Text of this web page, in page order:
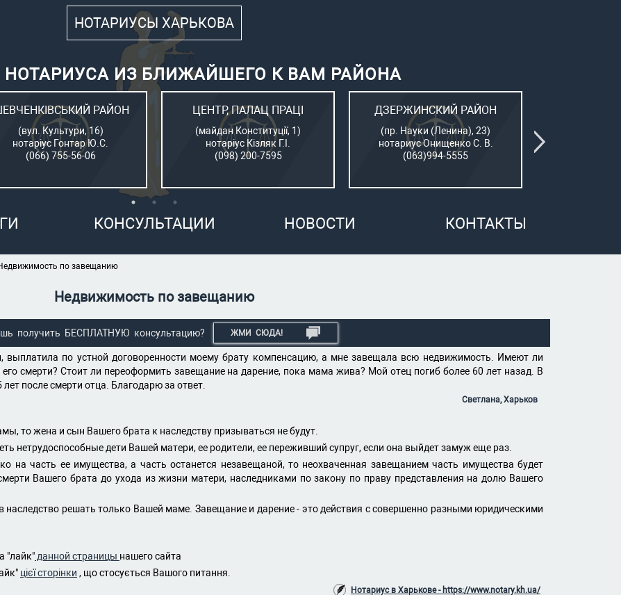
НОТАРИУСЫ ХАРЬКОВА
НОТАРИУСА ИЗ БЛИЖАЙШЕГО К ВАМ РАЙОНА
РАЙОН
(вул. Культури, 16)
нотаріус Гонтар Ю.С.
(066) 755-56-06
ЦЕНТР, ПАЛАЦ ПРАЦІ
(майдан Конституції, 1)
нотаріус Кізляк Г.І.
(098) 200-7595
ДЗЕРЖИНСКИЙ РАЙОН
(пр. Науки (Ленина), 23)
нотариус Онищенко С. В.
(063)994-5555
КОНСУЛЬТАЦИИ НОВОСТИ КОНТАКТЫ
по завещанию
Недвижимость по завещанию
получить БЕСПЛАТНУЮ консультацию? ЖМИ СЮДА!
выплатила по устной договоренности моему брату компенсацию, а мне завещала всю недвижимость. Имеют ли
смерти? Стоит ли переоформить завещание на дарение, пока мама жива? Мой отец погиб более 60 лет назад. В
после смерти отца. Благодарю за ответ.
Светлана, Харьков
то жена и сын Вашего брата к наследству призываться не будут.
нетрудоспособные дети Вашей матери, ее родители, ее переживший супруг, если она выйдет замуж еще раз.
на часть ее имущества, а часть останется незавещаной, то неохваченная завещанием часть имущества будет
Вашего брата до ухода из жизни матери, наследниками по закону по праву представления на долю Вашего
наследство решать только Вашей маме. Завещание и дарение - это действия с совершенно разными юридическими
"лайк" данной страницы нашего сайта
цієї сторінки , що стосується Вашого питання.
Нотариус в Харькове - https://www.notary.kh.ua/